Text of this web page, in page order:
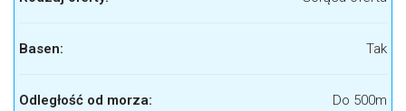
Basen: Tak
Odległość od morza: Do 500m